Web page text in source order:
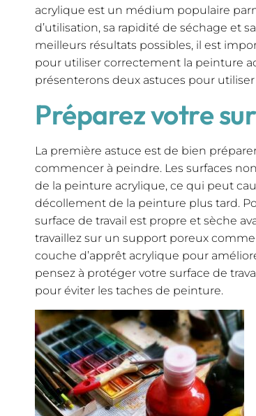
acrylique est un médium populaire
d’utilisation, sa rapidité de séchage et
meilleurs résultats possibles, il est
pour utiliser correctement la peinture
présenterons deux astuces pour
Préparez votre
La première astuce est de bien
commencer à peindre. Les surfaces
de la peinture acrylique, ce qui peut
décollement de la peinture plus tard.
surface de travail est propre et sèche
travaillez sur un support poreux
couche d’apprêt acrylique pour
pensez à protéger votre surface de
pour éviter les taches de peinture.